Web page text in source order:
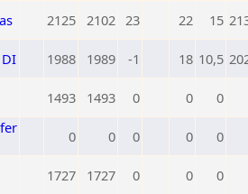
2125 2102 23 22 15
1988 1989 -1 18 10,5
1493 1493 0 0 0
0 0 0 0 0
1727 1727 0 0 0